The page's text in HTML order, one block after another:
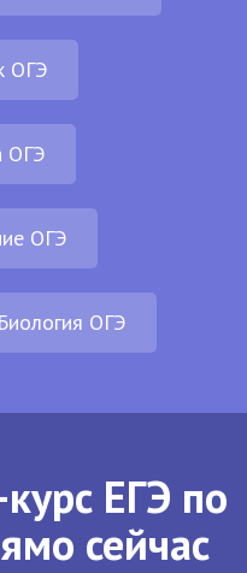
ОГЭ
ОГЭ
ОГЭ
Биология ОГЭ
ЕГЭ по
сейчас